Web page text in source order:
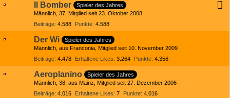
Il Bomber
Spieler des Jahres
Männlich 37 Mitglied seit 23. Oktober 2008
Beiträge 4.588 Punkte 4.588
Der Wi
Spieler des Jahres
Männlich aus Franconia Mitglied seit 10. November 2009
Beiträge 4.478 Erhaltene Likes 3.264 Punkte 4.356
Aeroplanino
Spieler des Jahres
Männlich 38 aus Mainz Mitglied seit 27. Dezember 2006
Beiträge 4.016 Erhaltene Likes 7 Punkte 4.016